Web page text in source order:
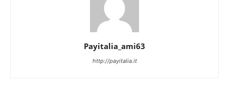
Payitalia_ami63
http://payitalia.it